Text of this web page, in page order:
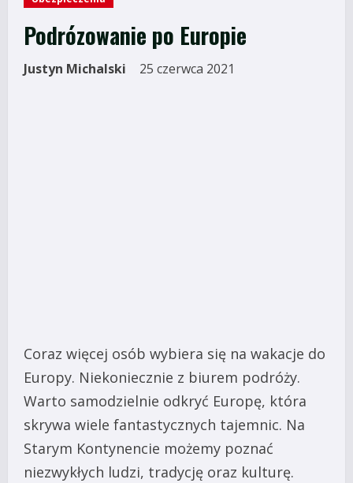
Podrózowanie po Europie
Justyn Michalski 25 czerwca 2021
Coraz więcej osób wybiera się na wakacje do
Europy. Niekoniecznie z biurem podróży.
Warto samodzielnie odkryć Europę, która
skrywa wiele fantastycznych tajemnic. Na
Starym Kontynencie możemy poznać
niezwykłych ludzi, tradycję oraz kulturę.